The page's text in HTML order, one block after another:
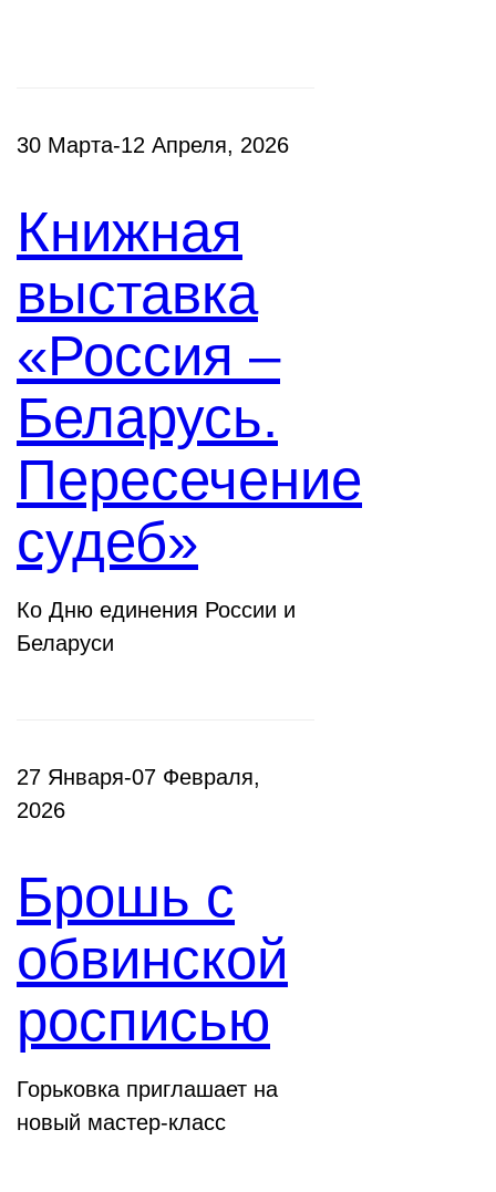
30 Марта-12 Апреля, 2026
Книжная
выставка
«Россия –
Беларусь.
Пересечение
судеб»
Ко Дню единения России и
Беларуси
27 Января-07 Февраля,
2026
Брошь с
обвинской
росписью
Горьковка приглашает на
новый мастер-класс